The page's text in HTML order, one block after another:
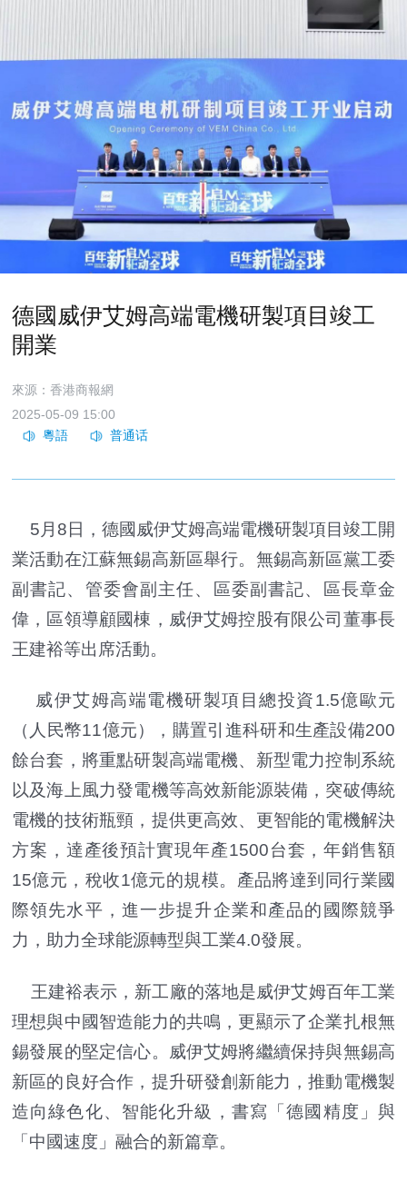
德國威伊艾姆高端電機研製項目竣工
開業
來源：香港商報網
2025-05-09 15:00
5月8日，德國威伊艾姆高端電機研製項目竣工開
業活動在江蘇無錫高新區舉行。無錫高新區黨工委
副書記、管委會副主任、區委副書記、區長章金
偉，區領導顧國棟，威伊艾姆控股有限公司董事長
王建裕等出席活動。
威伊艾姆高端電機研製項目總投資1.5億歐元
（人民幣11億元），購置引進科研和生產設備200
餘台套，將重點研製高端電機、新型電力控制系統
以及海上風力發電機等高效新能源裝備，突破傳統
電機的技術瓶頸，提供更高效、更智能的電機解決
方案，達產後預計實現年產1500台套，年銷售額
15億元，稅收1億元的規模。產品將達到同行業國
際領先水平，進一步提升企業和產品的國際競爭
力，助力全球能源轉型與工業4.0發展。
王建裕表示，新工廠的落地是威伊艾姆百年工業
理想與中國智造能力的共鳴，更顯示了企業扎根無
錫發展的堅定信心。威伊艾姆將繼續保持與無錫高
新區的良好合作，提升研發創新能力，推動電機製
造向綠色化、智能化升級，書寫「德國精度」與
「中國速度」融合的新篇章。